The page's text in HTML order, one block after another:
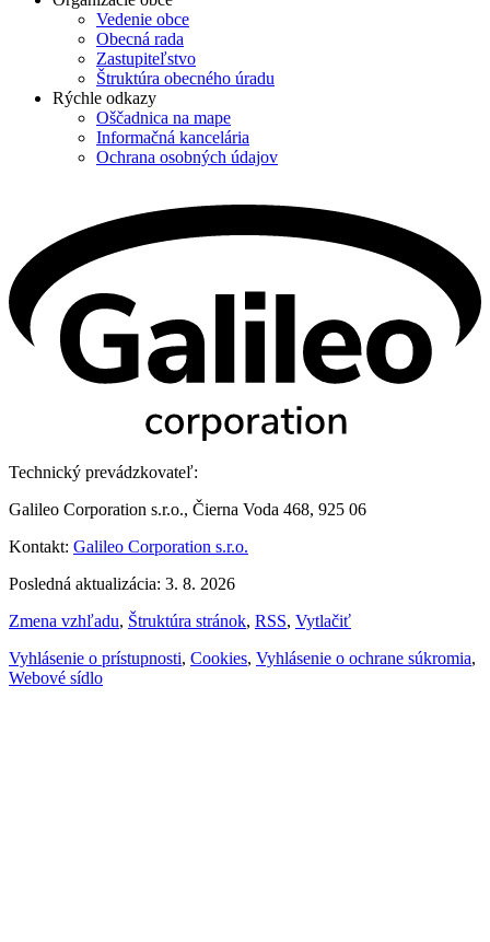
Vedenie obce
Obecná rada
Zastupiteľstvo
Štruktúra obecného úradu
Rýchle odkazy
Oščadnica na mape
Informačná kancelária
Ochrana osobných údajov
Technický prevádzkovateľ:
Galileo Corporation s.r.o., Čierna Voda 468, 925 06
Kontakt: Galileo Corporation s.r.o.
Posledná aktualizácia: 3. 8. 2026
Zmena vzhľadu, Štruktúra stránok, RSS, Vytlačiť
Vyhlásenie o prístupnosti, Cookies, Vyhlásenie o ochrane súkromia,
Webové sídlo